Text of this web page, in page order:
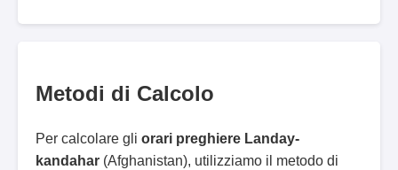
Metodi di Calcolo
Per calcolare gli orari preghiere Landay-
kandahar (Afghanistan), utilizziamo il metodo di